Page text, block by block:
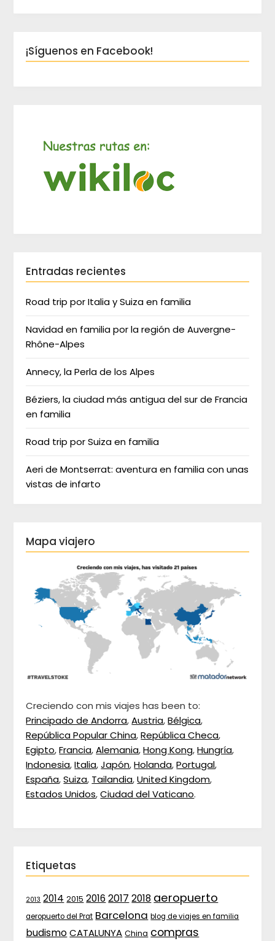
¡Síguenos en Facebook!
Entradas recientes
Road trip por Italia y Suiza en familia
Navidad en familia por la región de Auvergne-
Rhône-Alpes
Annecy, la Perla de los Alpes
Béziers, la ciudad más antigua del sur de Francia
en familia
Road trip por Suiza en familia
Aeri de Montserrat: aventura en familia con unas
vistas de infarto
Mapa viajero
Creciendo con mis viajes has been to:
Principado de Andorra,Austria,Bélgica,
República Popular China,República Checa,
Egipto,Francia,Alemania,Hong Kong,Hungría,
Indonesia,Italia,Japón,Holanda,Portugal,
España,Suiza, Tailandia,United Kingdom,
Estados Unidos,Ciudad del Vaticano.
Etiquetas
2013 2014 2015 2016 2017 2018 aeropuerto
aeropuerto del Prat Barcelona blog de viajes en familia
budismo CATALUNYA China compras